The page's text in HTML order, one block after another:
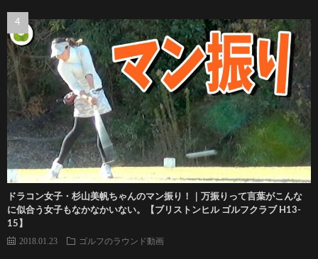
ドラコン女子・杉山美帆ちゃんのマン振り！｜万振りって言葉がこんな
に似合う女子もなかなかいない。【ブリストンヒル ゴルフクラブ H13-
15】
2018.01.23 ゴルフのラウンド動画